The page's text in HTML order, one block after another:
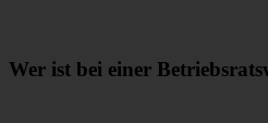
Wer ist bei einer